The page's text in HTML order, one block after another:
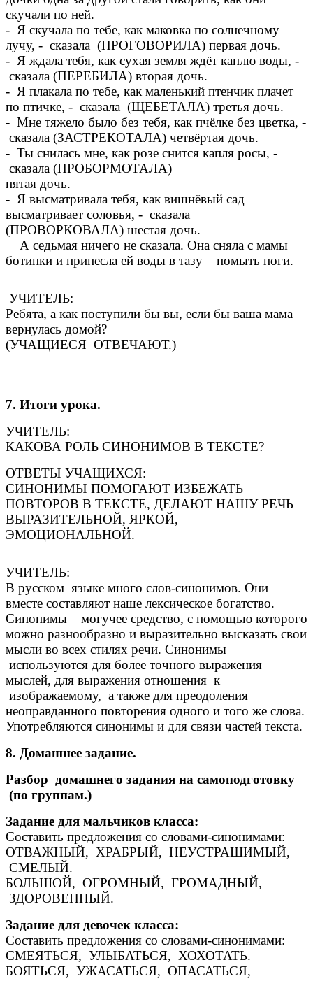
скучали по ней.
- Я скучала по тебе, как маковка по солнечному
лучу, - сказала (ПРОГОВОРИЛА) первая дочь.
- Я ждала тебя, как сухая земля ждёт каплю воды, -
сказала (ПЕРЕБИЛА) вторая дочь.
- Я плакала по тебе, как маленький птенчик плачет
по птичке, - сказала (ЩЕБЕТАЛА) третья дочь.
- Мне тяжело было без тебя, как пчёлке без цветка, -
сказала (ЗАСТРЕКОТАЛА) четвёртая дочь.
- Ты снилась мне, как розе снится капля росы, -
сказала (ПРОБОРМОТАЛА)
пятая дочь.
- Я высматривала тебя, как вишнёвый сад
высматривает соловья, - сказала
(ПРОВОРКОВАЛА) шестая дочь.
А седьмая ничего не сказала. Она сняла с мамы
ботинки и принесла ей воды в тазу – помыть ноги.
УЧИТЕЛЬ:
Ребята, а как поступили бы вы, если бы ваша мама
вернулась домой?
(УЧАЩИЕСЯ ОТВЕЧАЮТ.)
7. Итоги урока.
УЧИТЕЛЬ:
КАКОВА РОЛЬ СИНОНИМОВ В ТЕКСТЕ?
ОТВЕТЫ УЧАЩИХСЯ:
СИНОНИМЫ ПОМОГАЮТ ИЗБЕЖАТЬ
ПОВТОРОВ В ТЕКСТЕ, ДЕЛАЮТ НАШУ РЕЧЬ
ВЫРАЗИТЕЛЬНОЙ, ЯРКОЙ,
ЭМОЦИОНАЛЬНОЙ.
УЧИТЕЛЬ:
В русском языке много слов-синонимов. Они
вместе составляют наше лексическое богатство.
Синонимы – могучее средство, с помощью которого
можно разнообразно и выразительно высказать свои
мысли во всех стилях речи. Синонимы
используются для более точного выражения
мыслей, для выражения отношения к
изображаемому, а также для преодоления
неоправданного повторения одного и того же слова.
Употребляются синонимы и для связи частей текста.
8. Домашнее задание.
Разбор домашнего задания на самоподготовку
(по группам.)
Задание для мальчиков класса:
Составить предложения со словами-синонимами:
ОТВАЖНЫЙ, ХРАБРЫЙ, НЕУСТРАШИМЫЙ,
СМЕЛЫЙ.
БОЛЬШОЙ, ОГРОМНЫЙ, ГРОМАДНЫЙ,
ЗДОРОВЕННЫЙ.
Задание для девочек класса:
Составить предложения со словами-синонимами:
СМЕЯТЬСЯ, УЛЫБАТЬСЯ, ХОХОТАТЬ.
БОЯТЬСЯ, УЖАСАТЬСЯ, ОПАСАТЬСЯ,